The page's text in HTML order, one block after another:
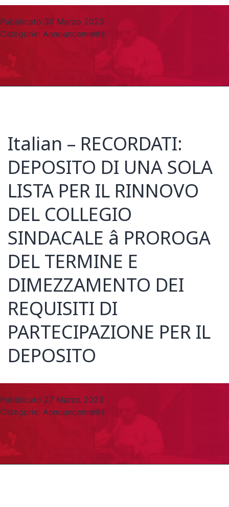
Pubblicato 30 Marzo 2023
Categorie: Announcements
Italian – RECORDATI:
DEPOSITO DI UNA SOLA
LISTA PER IL RINNOVO
DEL COLLEGIO
SINDACALE â PROROGA
DEL TERMINE E
DIMEZZAMENTO DEI
REQUISITI DI
PARTECIPAZIONE PER IL
DEPOSITO
Pubblicato 27 Marzo 2023
Categorie: Announcements